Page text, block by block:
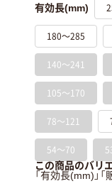
有効長(mm)
180～285
140～241
105～170
78～121
54～70
この商品のバリ
「有効長(mm)」